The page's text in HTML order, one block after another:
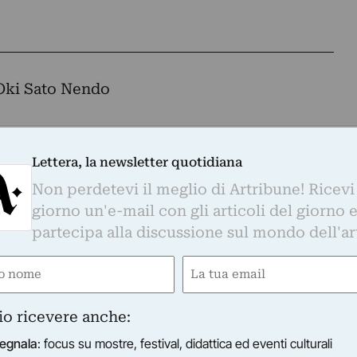
Sato Nendo
È sufficientecliccare qui
sempre aggiornati
di Artribune! Ricevi ogni giorno un'e-mail
alla discussione sul mondo dell'arte.
Lettera, la newsletter quotidiana
Non perdetevi il meglio di Artribune!
giorno un'e-mail con gli articoli del giorno
partecipa alla discussione sul mondo
Email
ricevere anche:
: focus su mostre, festival, didattica ed eventi culturali